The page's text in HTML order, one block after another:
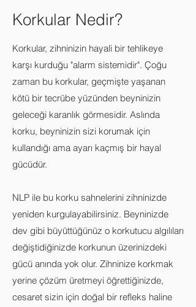
Korkular Nedir?
Korkular, zihninizin hayali bir tehlikeye
karşı kurduğu "alarm sistemidir". Çoğu
zaman bu korkular, geçmişte yaşanan
kötü bir tecrübe yüzünden beyninizin
geleceği karanlık görmesidir. Aslında
korku, beyninizin sizi korumak için
kullandığı ama ayarı kaçmış bir hayal
gücüdür.
NLP ile bu korku sahnelerini zihninizde
yeniden kurgulayabilirsiniz. Beyninizde
dev gibi büyüttüğünüz o korkutucu algılıları
değiştidiğinizde korkunun üzerinizdeki
gücü anında yok olur. Zihninize korkmak
yerine çözüm üretmeyi öğrettiğinizde,
cesaret sizin için doğal bir refleks haline